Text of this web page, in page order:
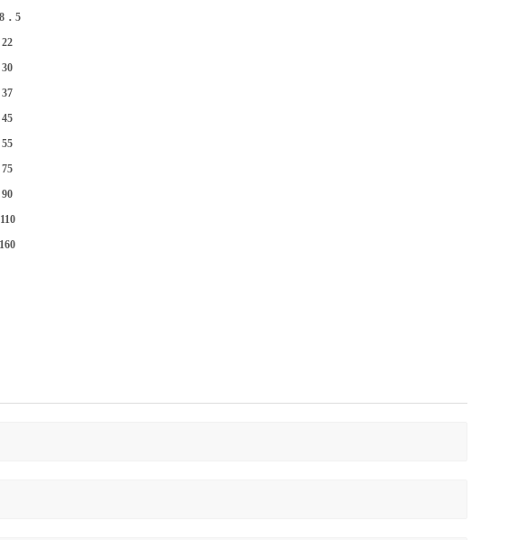
．5
22
30
37
45
55
75
90
110
160